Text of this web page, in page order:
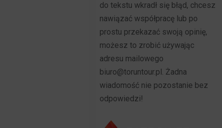
do tekstu wkradł się błąd, chcesz
nawiązać współpracę lub po
prostu przekazać swoją opinię,
możesz to zrobić używając
adresu mailowego
biuro@toruntour.pl. Żadna
wiadomość nie pozostanie bez
odpowiedzi!